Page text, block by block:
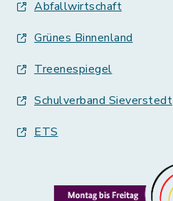
Abfallwirtschaft
Grünes Binnenland
Treenespiegel
Schulverband Sieverstedt
ETS